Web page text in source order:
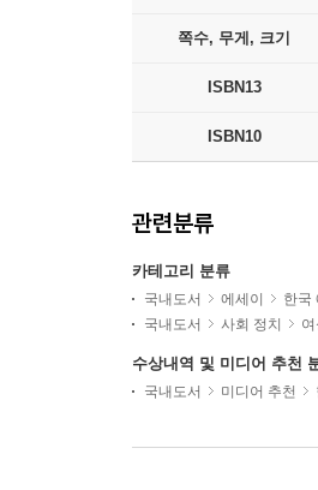
쪽수, 무게, 크기
ISBN13
ISBN10
관련분류
카테고리 분류
국내도서 에세이
한국
국내도서
사회 정치
수상내역 및 미디어 추천
국내도서 미디어 추천